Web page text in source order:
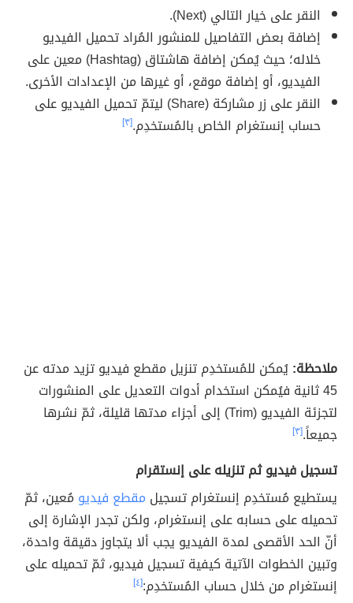
النقر على خيار التالي (Next).
إضافة بعض التفاصيل للمنشور المُراد تحميل الفيديو
خلاله؛ حيث يُمكن إضافة هاشتاق (Hashtag) معين على
الفيديو، أو إضافة موقع، أو غيرها من الإعدادات الأخرى.
النقر على زر مشاركة (Share) ليتمّ تحميل الفيديو على
حساب إنستغرام الخاص بالمُستخدِم.[٣]
ملاحظة:يُمكن للمُستخدِم تنزيل مقطع فيديو تزيد مدته عن
45 ثانية فيُمكن استخدام أدوات التعديل على المنشورات
لتجزئة الفيديو (Trim) إلى أجزاء مدتها قليلة، ثمّ نشرها
جميعاً.[٣]
تسجيل فيديو ثم تنزيله على إنستقرام
يستطيع مُستخدِم إنستغرام تسجيل مقطع فيديو مُعين، ثمّ
تحميله على حسابه على إنستغرام، ولكن تجدر الإشارة إلى
أنّ الحد الأقصى لمدة الفيديو يجب ألا يتجاوز دقيقة واحدة،
وتبين الخطوات الآتية كيفية تسجيل فيديو، ثمّ تحميله على
إنستغرام من خلال حساب المُستخدِم:[٤]